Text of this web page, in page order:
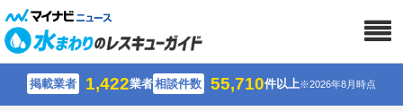
掲載業者 1,422業者相談件数 55,710件以上※2026年8月時点